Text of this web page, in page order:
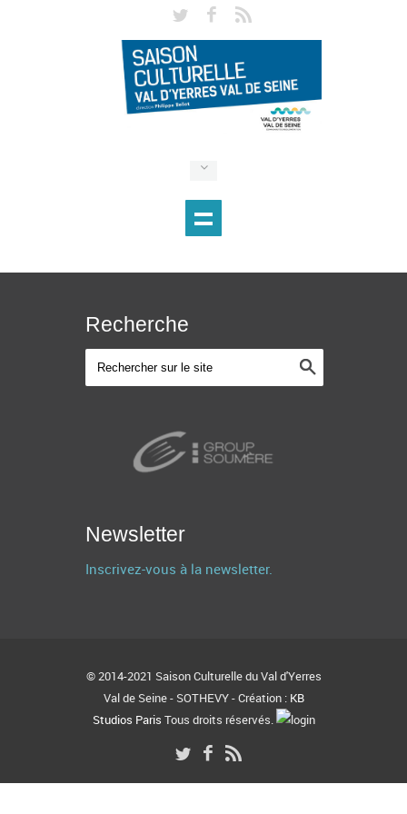
Recherche
Newsletter
Inscrivez-vous à la newsletter.
© 2014-2021 Saison Culturelle du Val d'Yerres
Val de Seine - SOTHEVY - Création : KB
Studios Paris Tous droits réservés.